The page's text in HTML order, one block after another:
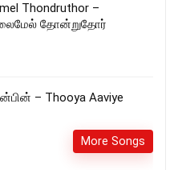
Thondruthor –
தோன்றுதோர்
– Thooya Aaviye
More Songs